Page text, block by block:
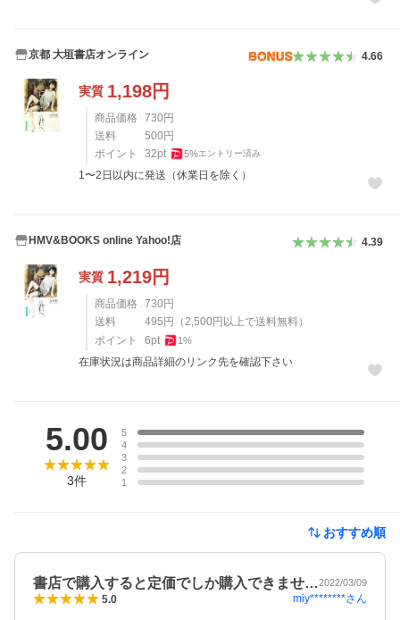
京都 大垣書店オンライン 4.66
実質 1,198円
商品価格 730 円
送料
500 円
ポイント
32pt 5%エントリー済み
1〜2日以内に発送（休業日を除く）
HMV&BOOKS online Yahoo!店 4.39
実質 1,219円
商品価格 730 円
送料
495 円 （2,500 円以上で送料無料）
ポイント
6pt 1%
在庫状況は商品詳細のリンク先を確認下さい
5.00
3件
5
4
3
2
1
おすすめ順
書店で購入すると定価でしか購入できませ…2022/03/09
5.0 miy********さん